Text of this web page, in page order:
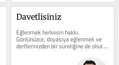
Davetlisiniz
Eğlenmek herkesin hakkı.
Gönlünüzce, doyasıya eğlenmek ve
dertlerinizden bir süreliğine de olsa
kurtulmak istiyorsanız o zaman